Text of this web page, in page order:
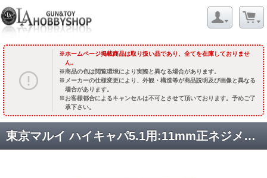
ホームページ掲載商品は取り扱い品であり、全てを在庫しておりませ
ん。
商品の色は閲覧環境により実際と異なる場合があります。
メーカーの仕様変更により、外観・構造等が商品説明及び画像と異なる
場合があります。
お客様都合によるキャンセルは不可とさせて頂いております。予めご了
承下さい。
東京マルイ ハイキャパ5.1用:11mm正ネジメタルアウター【シルバー】 [取寄]